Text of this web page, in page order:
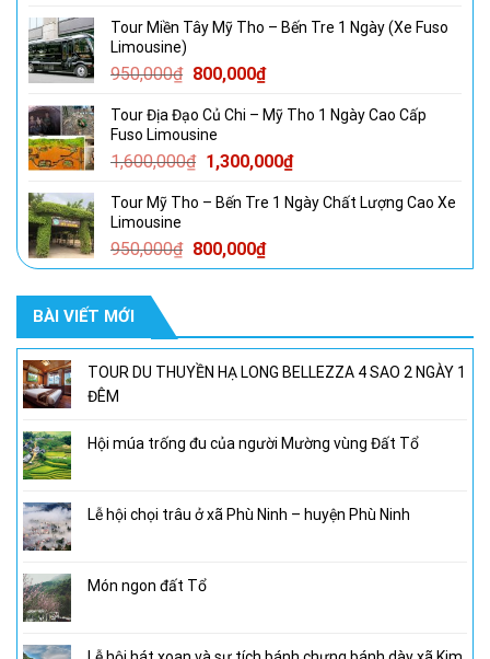
là:
tại
Tour Miền Tây Mỹ Tho – Bến Tre 1 Ngày (Xe Fuso
Limousine)
950,000₫ Giá
là:
950,000₫.
800,000₫Giá
tại
800,000₫.
Tour Địa Đạo Củ Chi – Mỹ Tho 1 Ngày Cao Cấp
Fuso Limousine
1,600,000₫ Giá
là:
1,300,000₫Giá
tại
Tour Mỹ Tho – Bến Tre 1 Ngày Chất Lượng Cao Xe
Limousine
950,000₫ Giá
gốc
800,000₫Giá
hiện
800,000₫.
BÀI VIẾT MỚI
TOUR DU THUYỀN HẠ LONG BELLEZZA 4 SAO 2 NGÀY 1
ĐÊM
Hội múa trống đu của người Mường vùng Đất Tổ
Lễ hội chọi trâu ở xã Phù Ninh – huyện Phù Ninh
Món ngon đất Tổ